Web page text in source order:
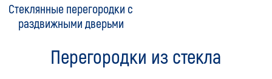
Стеклянные перегородки с
раздвижными дверьми
Перегородки из стекла